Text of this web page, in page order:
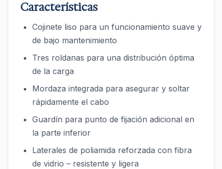
Características
Cojinete liso para un funcionamiento suave y
de bajo mantenimiento
Tres roldanas para una distribución óptima
de la carga
Mordaza integrada para asegurar y soltar
rápidamente el cabo
Guardín para punto de fijación adicional en
la parte inferior
Laterales de poliamida reforzada con fibra
de vidrio – resistente y ligera